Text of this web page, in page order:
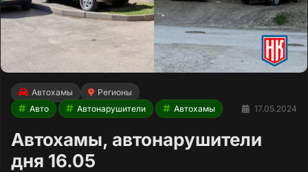
Автохамы
Регионы
Авто
Автонарушители Автохамы 17.05.2024
Автохамы, автонарушители
дня 16.05